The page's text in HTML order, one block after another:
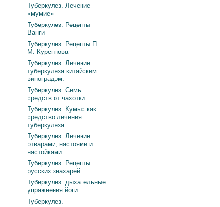
Туберкулез. Лечение
«мумие»
Туберкулез. Рецепты
Ванги
Туберкулез. Рецепты П.
М. Куреннова
Туберкулез. Лечение
туберкулеза китайским
виноградом.
Туберкулез. Семь
средств от чахотки
Туберкулез. Кумыс как
средство лечения
туберкулеза
Туберкулез. Лечение
отварами, настоями и
настойками
Туберкулез. Рецепты
русских знахарей
Туберкулез. дыхательные
упражнения йоги
Туберкулез.